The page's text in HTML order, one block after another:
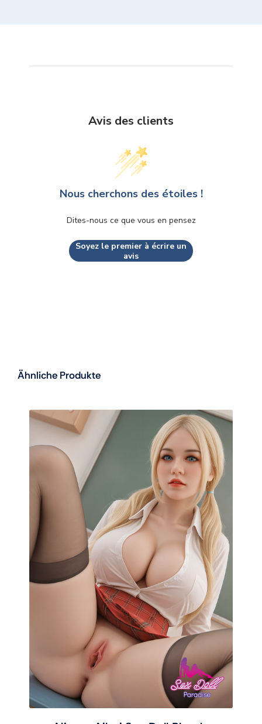
Avis des clients
Nous cherchons des étoiles !
Dites-nous ce que vous en pensez
Soyez le premier à écrire un
avis
Ähnliche Produkte